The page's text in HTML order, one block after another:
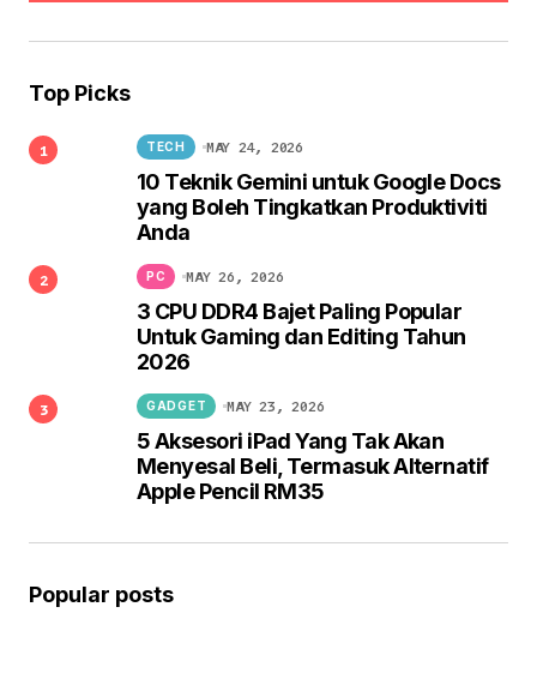
Top Picks
10 Teknik Gemini untuk Google Docs
yang Boleh Tingkatkan Produktiviti
Anda
TECH MAY 24, 2026
3 CPU DDR4 Bajet Paling Popular
Untuk Gaming dan Editing Tahun
2026
PC MAY 26, 2026
5 Aksesori iPad Yang Tak Akan
Menyesal Beli, Termasuk Alternatif
Apple Pencil RM35
GADGET MAY 23, 2026
Popular posts